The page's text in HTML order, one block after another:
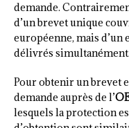
demande.
d’un brevet unique
européenne, mais d’un
délivrés simultanément.
Pour obtenir un brevet
demande auprès de l’
lesquels la protection